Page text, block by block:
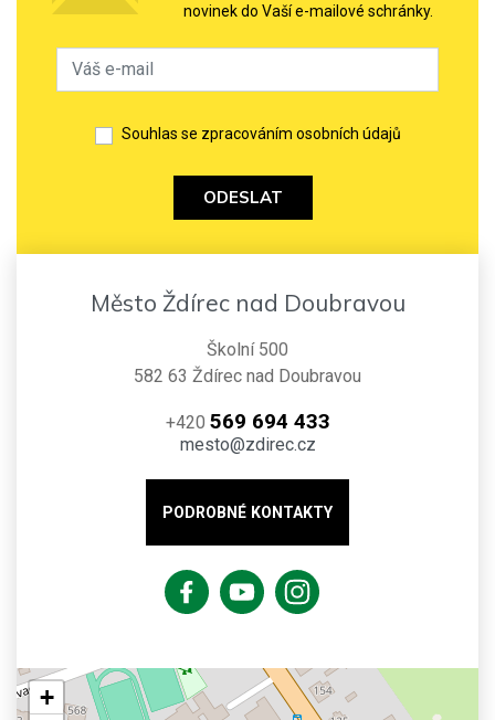
novinek do Vaší e-mailové schránky.
Souhlas se zpracováním osobních údajů
ODESLAT
Město Ždírec nad Doubravou
Školní 500
582 63 Ždírec nad Doubravou
+420 569 694 433
mesto@zdirec.cz
PODROBNÉ KONTAKTY
+